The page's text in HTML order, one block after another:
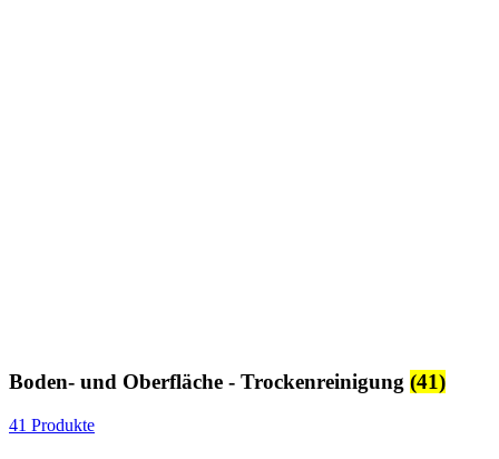
Boden- und Oberfläche - Trockenreinigung (41)
41 Produkte